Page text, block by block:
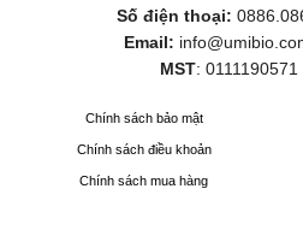
Số điện thoại:
Email:
MST: 0111190571
Chính sách bảo mật
Chính sách điều khoản
Chính sách mua hàng